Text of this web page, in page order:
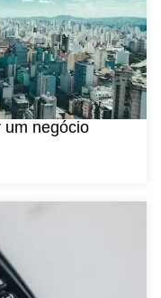
um negócio